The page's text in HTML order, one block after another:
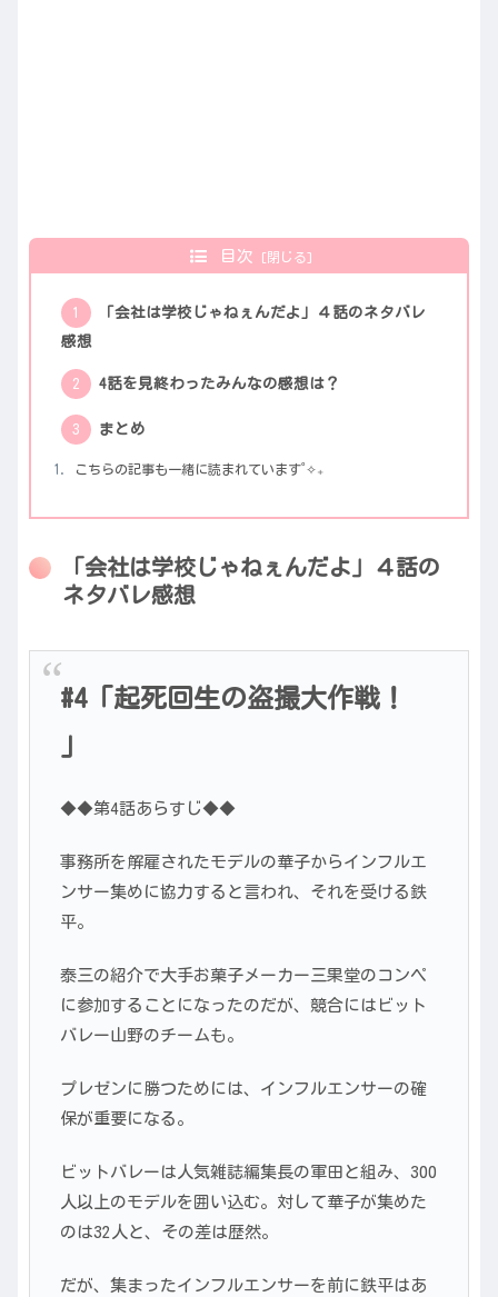
目次
「会社は学校じゃねぇんだよ」４話のネタバレ
感想
4話を見終わったみんなの感想は？
まとめ
こちらの記事も一緒に読まれています˚✧₊
「会社は学校じゃねぇんだよ」４話の
ネタバレ感想
#4「起死回生の盗撮大作戦！
◆◆第4話あらすじ◆◆
事務所を解雇されたモデルの華子からインフルエ
ンサー集めに協力すると言われ、それを受ける鉄
平。
泰三の紹介で大手お菓子メーカー三果堂のコンペ
に参加することになったのだが、競合にはビット
バレー山野のチームも。
プレゼンに勝つためには、インフルエンサーの確
保が重要になる。
ビットバレーは人気雑誌編集長の軍田と組み、300
人以上のモデルを囲い込む。対して華子が集めた
のは32人と、その差は歴然。
だが、集まったインフルエンサーを前に鉄平はあ